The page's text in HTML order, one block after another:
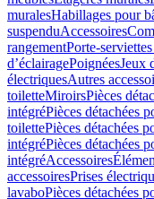
muralesHabillages pour
suspenduAccessoires
rangementPorte-
d’éclairagePoignéesJeux
électriquesAutres
toiletteMiroirsPièces
intégréPièces détachées
toilettePièces détachées
intégréPièces détachées
intégréAccessoires
accessoiresPrises
lavaboPièces détachées